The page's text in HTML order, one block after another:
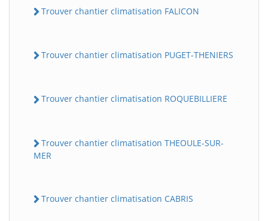
Trouver chantier climatisation FALICON
Trouver chantier climatisation PUGET-THENIERS
Trouver chantier climatisation ROQUEBILLIERE
Trouver chantier climatisation THEOULE-SUR-
MER
Trouver chantier climatisation CABRIS